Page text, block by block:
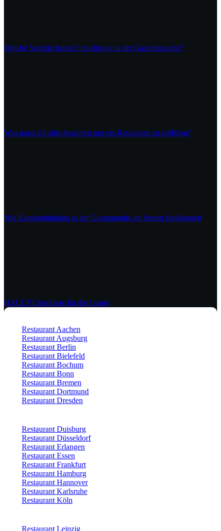
Welche Vorteile haben Franchising in der Gastrobranche?
Was muss ich alles beachten um ein Restaurant zu eröffnen?
Wie Kundenbindung in der Gastronomie am besten funktioniert
HACCP Checkliste für die Gastro
Restaurant Aachen
Restaurant Augsburg
Restaurant Berlin
Restaurant Bielefeld
Restaurant Bochum
Restaurant Bonn
Restaurant Bremen
Restaurant Dortmund
Restaurant Dresden
Restaurant Duisburg
Restaurant Düsseldorf
Restaurant Erlangen
Restaurant Essen
Restaurant Frankfurt
Restaurant Hamburg
Restaurant Hannover
Restaurant Karlsruhe
Restaurant Köln
Restaurant Leipzig